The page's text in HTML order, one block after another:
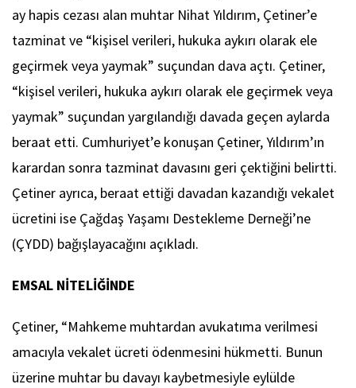
ay hapis cezası alan muhtar Nihat Yıldırım, Çetiner’e
tazminat ve “kişisel verileri, hukuka aykırı olarak ele
geçirmek veya yaymak” suçundan dava açtı. Çetiner,
“kişisel verileri, hukuka aykırı olarak ele geçirmek veya
yaymak” suçundan yargılandığı davada geçen aylarda
beraat etti. Cumhuriyet’e konuşan Çetiner, Yıldırım’ın
karardan sonra tazminat davasını geri çektiğini belirtti.
Çetiner ayrıca, beraat ettiği davadan kazandığı vekalet
ücretini ise Çağdaş Yaşamı Destekleme Derneği’ne
(ÇYDD) bağışlayacağını açıkladı.
EMSAL NİTELİĞİNDE
Çetiner, “Mahkeme muhtardan avukatıma verilmesi
amacıyla vekalet ücreti ödenmesini hükmetti. Bunun
üzerine muhtar bu davayı kaybetmesiyle eylülde